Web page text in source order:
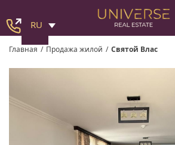
RU
Главная / Продажа жилой / Святой Влас